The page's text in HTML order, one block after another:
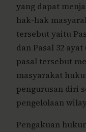
yang dapat
hak-hak
tersebut yaitu
dan Pasal 32 ayat
pasal tersebut
masyarakat
pengurusan diri
pengelolaan
Pengakuan